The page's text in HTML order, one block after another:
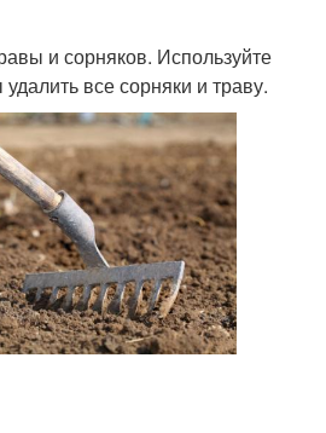
и сорняков. Используйте
все сорняки и траву.